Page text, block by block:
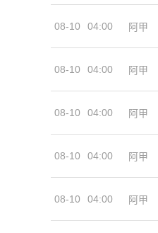
08-10 04:00 阿甲
08-10 04:00 阿甲
08-10 04:00 阿甲
08-10 04:00 阿甲
08-10 04:00 阿甲